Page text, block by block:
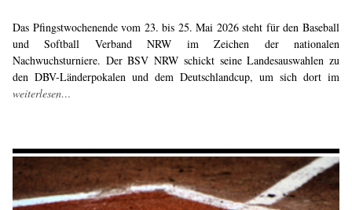
Das Pfingstwochenende vom 23. bis 25. Mai 2026 steht für den Baseball
und Softball Verband NRW im Zeichen der nationalen
Nachwuchsturniere. Der BSV NRW schickt seine Landesauswahlen zu
den DBV-Länderpokalen und dem Deutschlandcup, um sich dort im
weiterlesen…